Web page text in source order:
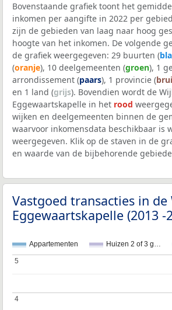
Bovenstaande grafiek toont het
inkomen per aangifte in 2022 per
zijn de gebieden van laag naar hoog
hoogte van het inkomen. De volgende
de grafiek weergegeven: 29 buurten (
(oranje), 10 deelgemeenten (groen), 1
arrondissement (paars), 1 provincie (
en 1 land (grijs). Bovendien wordt de
Eggewaartskapelle in het rood
wijken en deelgemeenten binnen de
waarvoor inkomensdata beschikbaar is
weergegeven. Klik op de staven in de
en waarde van de bijbehorende
Vastgoed transacties in de
Eggewaartskapelle (2013 -
Appartementen Huizen 2 of 3 g…
4
4
5
5